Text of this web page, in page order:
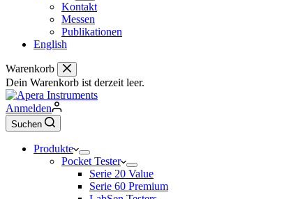
Kontakt
Messen
Publikationen
English
Warenkorb
Dein Warenkorb ist derzeit leer.
Anmelden
Suchen
Produkte
Pocket Tester
Serie 20 Value
Serie 60 Premium